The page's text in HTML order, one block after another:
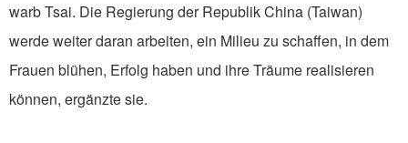
warb Tsai. Die Regierung der Republik China (Taiwan)
werde weiter daran arbeiten, ein Milieu zu schaffen, in dem
Frauen blühen, Erfolg haben und ihre Träume realisieren
können, ergänzte sie.